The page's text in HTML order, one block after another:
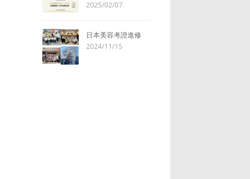
2025/02/07
日本美容考證進修
2024/11/15